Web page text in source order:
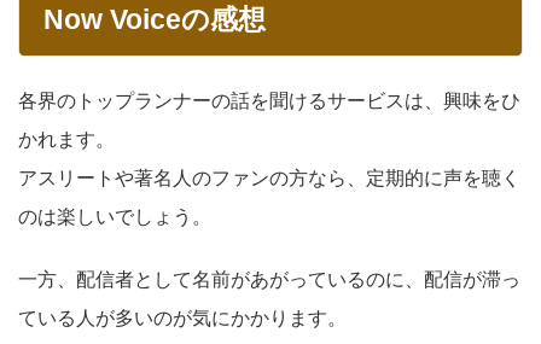
Now Voiceの感想
各界のトップランナーの話を聞けるサービスは、興味をひ
かれます。
アスリートや著名人のファンの方なら、定期的に声を聴く
のは楽しいでしょう。
一方、配信者として名前があがっているのに、配信が滞っ
ている人が多いのが気にかかります。